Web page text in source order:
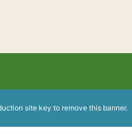
site key to remove this banner.